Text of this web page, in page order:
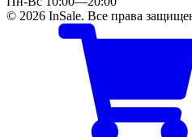
© 2026 InSale. Все права